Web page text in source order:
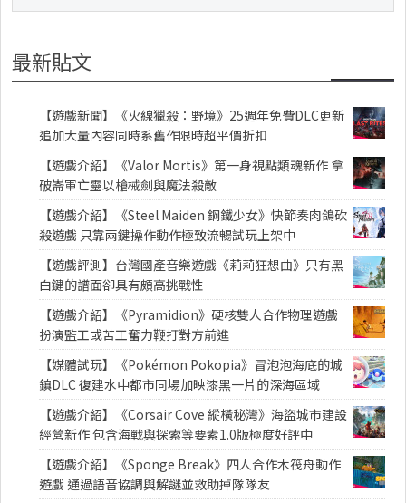
最新貼文
【遊戲新聞】《火線獵殺：野境》25週年免費DLC更新
追加大量內容同時系舊作限時超平價折扣
【遊戲介紹】《Valor Mortis》第一身視點類魂新作 拿
破崙軍亡靈以槍械劍與魔法殺敵
【遊戲介紹】《Steel Maiden 鋼鐵少女》快節奏肉鴿砍
殺遊戲 只靠兩鍵操作動作極致流暢試玩上架中
【遊戲評測】台灣國產音樂遊戲《莉莉狂想曲》只有黑
白鍵的譜面卻具有頗高挑戰性
【遊戲介紹】《Pyramidion》硬核雙人合作物理遊戲
扮演監工或苦工奮力鞭打對方前進
【媒體試玩】《Pokémon Pokopia》冒泡泡海底的城
鎮DLC 復建水中都市同場加映漆黑一片的深海區域
【遊戲介紹】《Corsair Cove 縱橫秘灣》海盜城市建設
經營新作 包含海戰與探索等要素1.0版極度好評中
【遊戲介紹】《Sponge Break》四人合作木筏舟動作
遊戲 通過語音協調與解謎並救助掉隊隊友